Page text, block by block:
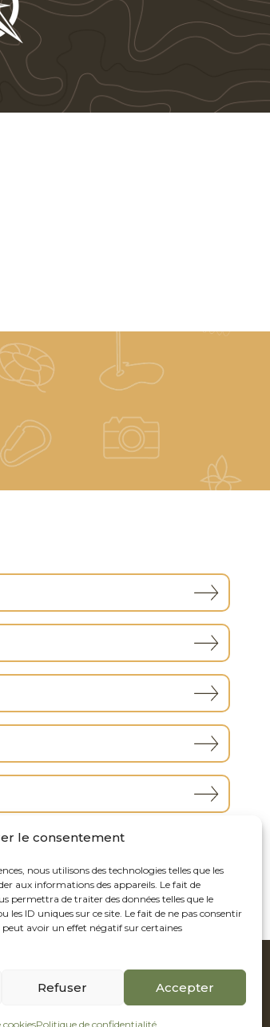
le consentement
nous utilisons des technologies telles que les
aux informations des appareils. Le fait de
permettra de traiter des données telles que le
ID uniques sur ce site. Le fait de ne pas consentir
avoir un effet négatif sur certaines
Accepter
Refuser
cookiesPolitique de confidentialité
Politique de confidentialité